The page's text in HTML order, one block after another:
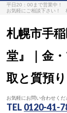
平日20：00まで営業中
お気軽にご相談下さい！
札幌市手
堂』｜金
取と質預り
お気軽にお問い合わせ
TEL 0120-41-